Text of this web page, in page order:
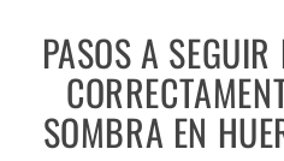
PASOS A
SOMBRA EN